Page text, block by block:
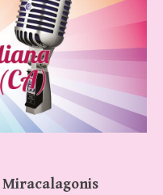
Miracalagonis